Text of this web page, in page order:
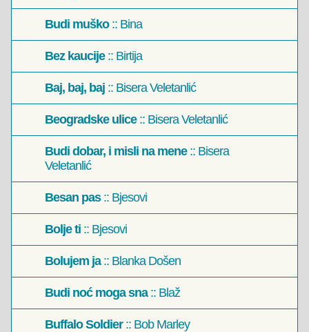
Budi muško:: Bina
Bez kaucije:: Birtija
Baj, baj, baj :: Bisera Veletanlić
Beogradske ulice:: Bisera Veletanlić
Budi dobar, i misli na mene:: Bisera
Veletanlić
Besan pas:: Bjesovi
Bolje ti :: Bjesovi
Bolujem ja:: Blanka Došen
Budi noć moga sna:: Blaž
Buffalo Soldier:: Bob Marley